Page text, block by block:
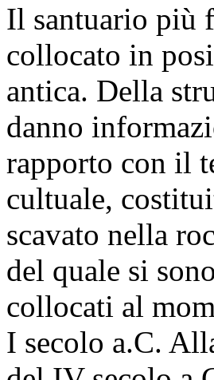
Il santuario più
collocato in
antica. Della
danno
rapporto con il
cultuale,
scavato nella
del quale si
collocati al
I secolo a.C.